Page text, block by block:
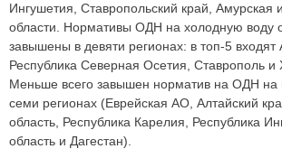
Ингушетия, Ставропольский край, Амурская
области. Нормативы ОДН на холодную воду
завышены в девяти регионах: в топ-5 входят
Республика Северная Осетия, Ставрополь и
Меньше всего завышен норматив на ОДН на
семи регионах (Еврейская АО, Алтайский
область, Республика Карелия, Республика
область и Дагестан).